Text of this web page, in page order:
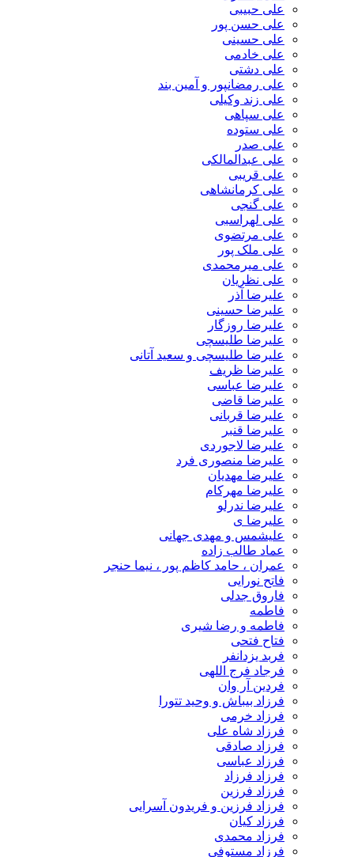
علی حبیبی
علی حسن پور
علی حسینی
علی خادمی
علی دشتی
علی رمضانپور و آمین بند
علی زند وکیلی
علی سپاهی
علی ستوده
علی صدر
علی عبدالمالکی
علی قریبی
علی کرمانشاهی
علی گنجی
علی لهراسبی
علی مرتضوی
علی ملک پور
علی میرمحمدی
علی نظریان
علیرضا آذر
علیرضا حسینی
علیرضا روزگار
علیرضا طلیسچی
علیرضا طلیسچی و سعید آتانی
علیرضا ظریف
علیرضا عباسی
علیرضا قاضی
علیرضا قربانی
علیرضا قنبر
علیرضا لاجوردی
علیرضا منصوری فرد
علیرضا مهدیان
علیرضا مهرکام
علیرضا ندرلو
علیرضا ی
علیشمس و مهدی جهانی
عماد طالب زاده
عمران ، حامد کاظم پور ، نیما حنجر
فاتح نورایی
فاروق جدلی
فاطمه
فاطمه و رضا شیری
فتاح فتحی
فربد یزدانفر
فرجاد فرج اللهی
فردین آر وان
فرزاد بیباش و وحید تتورا
فرزاد خرمی
فرزاد شاه علی
فرزاد صادقی
فرزاد عباسی
فرزاد فرزاد
فرزاد فرزین
فرزاد فرزین و فریدون آسرایی
فرزاد کیان
فرزاد محمدی
فرزاد مستوفی